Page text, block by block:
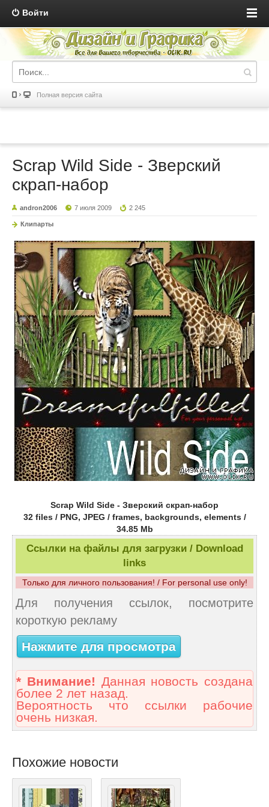
Войти
Полная версия сайта
Scrap Wild Side - Зверский
скрап-набор
andron2006 7 июля 2009 2 245
Клипарты
Scrap Wild Side - Зверский скрап-набор
32 files / PNG, JPEG / frames, backgrounds, elements /
34.85 Mb
Ссылки на файлы для загрузки / Download
links
Только для личного пользования! / For personal use only!
Для получения ссылок, посмотрите
короткую рекламу
Нажмите для просмотра
* Внимание! Данная новость создана
более 2 лет назад.
Вероятность что ссылки рабочие
очень низкая.
Похожие новости